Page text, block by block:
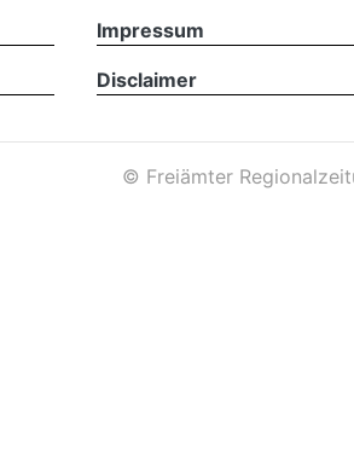
Impressum
Disclaimer
© Freiämter